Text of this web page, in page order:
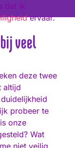
dat ik
ervaar.
veel
deze twee
altijd
probeer te
onze
Wat